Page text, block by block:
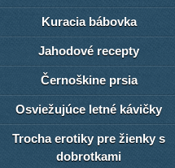
Kuracia bábovka
Jahodové recepty
Černoškine prsia
Osviežujúce letné kávičky
Trocha erotiky pre žienky s
dobrotkami